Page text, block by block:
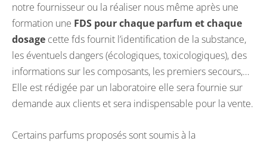
notre fournisseur ou la réaliser nous même après une
formation une FDS pour chaque parfum et chaque
dosage cette fds fournit l’identification de la substance,
les éventuels dangers (écologiques, toxicologiques), des
informations sur les composants, les premiers secours,…
Elle est rédigée par un laboratoire elle sera fournie sur
demande aux clients et sera indispensable pour la vente.
Certains parfums proposés sont soumis à la